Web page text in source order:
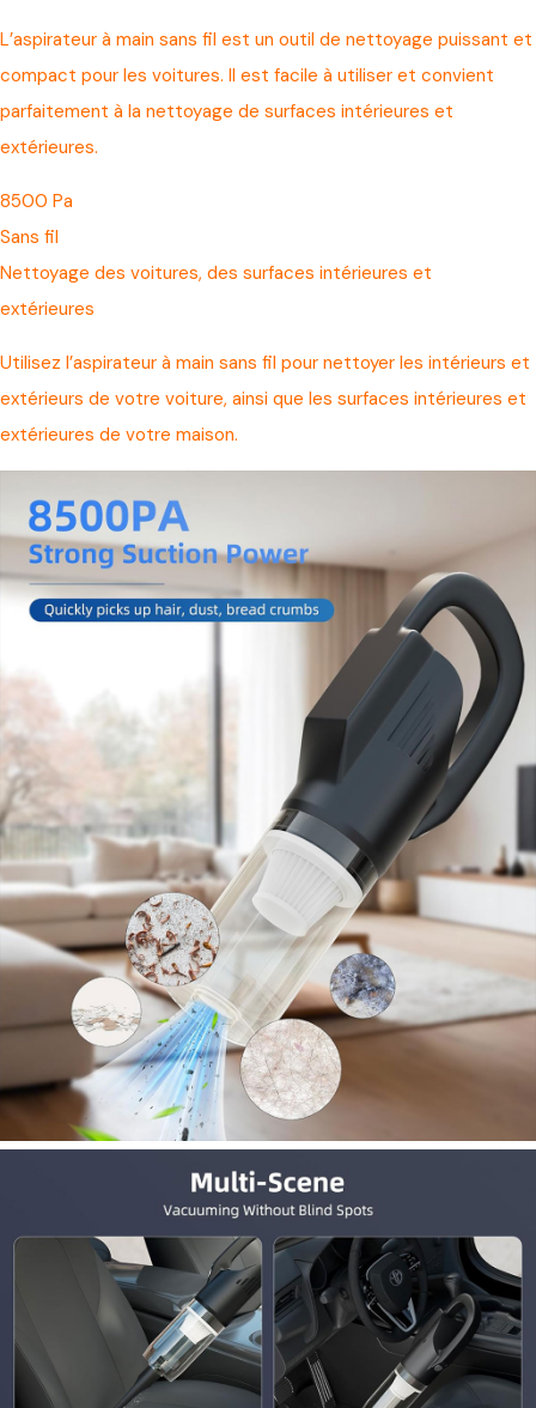
L’aspirateur à main sans fil est un outil de nettoyage puissant et
compact pour les voitures. Il est facile à utiliser et convient
parfaitement à la nettoyage de surfaces intérieures et
extérieures.
8500 Pa
Sans fil
Nettoyage des voitures, des surfaces intérieures et
extérieures
Utilisez l’aspirateur à main sans fil pour nettoyer les intérieurs et
extérieurs de votre voiture, ainsi que les surfaces intérieures et
extérieures de votre maison.